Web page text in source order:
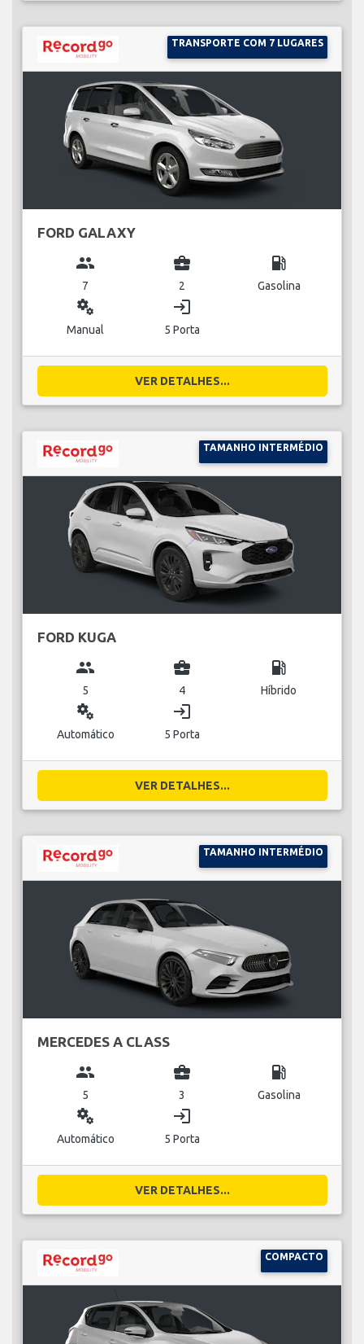
TRANSPORTE COM 7 LUGARES
FORD GALAXY
group
7
business_center
2
local_gas_station
Gasolina
miscellaneous_services
Manual
login
5 Porta
VER DETALHES...
TAMANHO INTERMÉDIO
FORD KUGA
group
5
business_center
4
local_gas_station
Híbrido
miscellaneous_services
Automático
login
5 Porta
VER DETALHES...
TAMANHO INTERMÉDIO
MERCEDES A CLASS
group
5
business_center
3
local_gas_station
Gasolina
miscellaneous_services
Automático
login
5 Porta
VER DETALHES...
COMPACTO